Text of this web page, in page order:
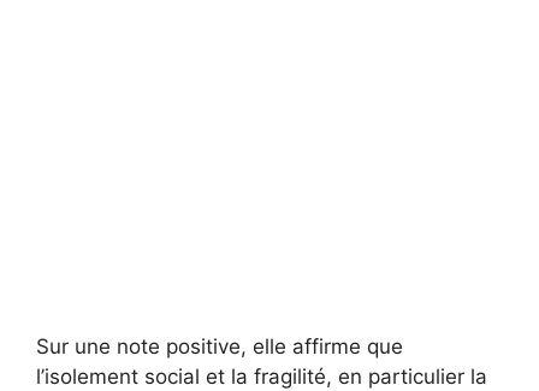
Sur une note positive, elle affirme que
l’isolement social et la fragilité, en particulier la